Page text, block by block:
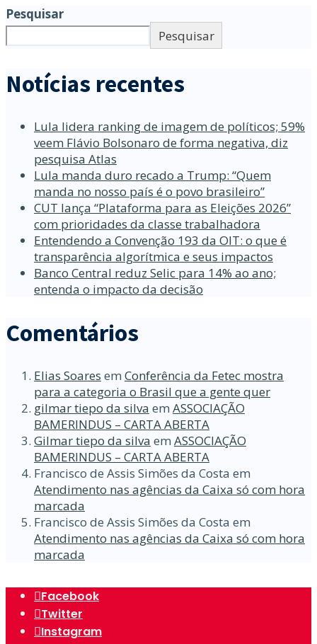
Pesquisar
Pesquisar
Notícias recentes
Lula lidera ranking de imagem de políticos; 59%
veem Flávio Bolsonaro de forma negativa, diz
pesquisa Atlas
Lula manda duro recado a Trump: “Quem
manda no nosso país é o povo brasileiro”
CUT lança “Plataforma para as Eleições 2026”
com prioridades da classe trabalhadora
Entendendo a Convenção 193 da OIT: o que é
transparência algorítmica e seus impactos
Banco Central reduz Selic para 14% ao ano;
entenda o impacto da decisão
Comentários
Elias Soares em Conferência da Fetec mostra
para a categoria o Brasil que a gente quer
gilmar tiepo da silva em ASSOCIAÇÃO
BAMERINDUS – CARTA ABERTA
Gilmar tiepo da silva em ASSOCIAÇÃO
BAMERINDUS – CARTA ABERTA
Francisco de Assis Simões da Costa em
Atendimento nas agências da Caixa só com hora
marcada
Francisco de Assis Simões da Costa em
Atendimento nas agências da Caixa só com hora
marcada
Facebook
Twitter
Instagram